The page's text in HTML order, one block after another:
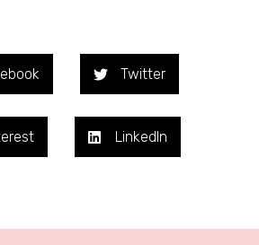
Twitter
LinkedIn